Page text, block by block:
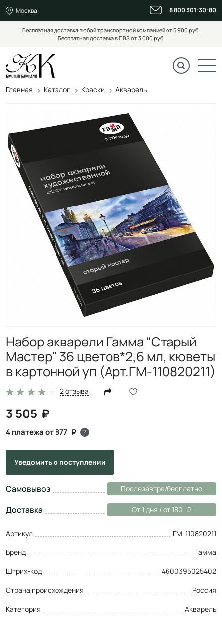
Москва 8 800 301-30-80
Бесплатная доставка любой транспортной компанией от 5 900 руб.
Бесплатная доставка в ПВЗ от 3 000 руб.
Главная Каталог Краски Акварель
Набор акварели Гамма "Старый
Мастер" 36 цветов*2,6 мл, кюветы
в картонной уп (Арт.ГМ-110820211)
2 отзыва
3 505
4 платежа от 877 ?
Уведомитьо поступлении
Самовывоз Послезавтра/бесплатно
Доставка От 1 дня / от 180
Артикул
ГМ-110820211
Бренд
Гамма
Штрих-код
4600395025402
Страна происхождения
Россия
Категория
Акварель